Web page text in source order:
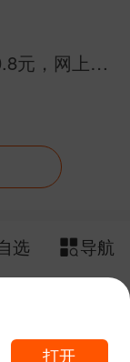
元，网上申
选
导航
下载APP
打开